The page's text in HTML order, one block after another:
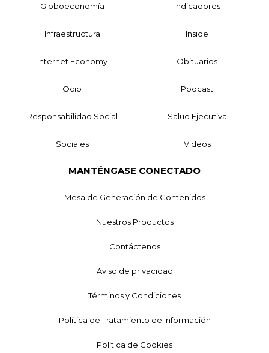
Globoeconomía Indicadores
Infraestructura Inside
Internet Economy Obituarios
Ocio Podcast
Responsabilidad Social Salud Ejecutiva
Sociales Videos
MANTÉNGASE CONECTADO
Mesa de Generación de Contenidos
Nuestros Productos
Contáctenos
Aviso de privacidad
Términos y Condiciones
Política de Tratamiento de Información
Política de Cookies